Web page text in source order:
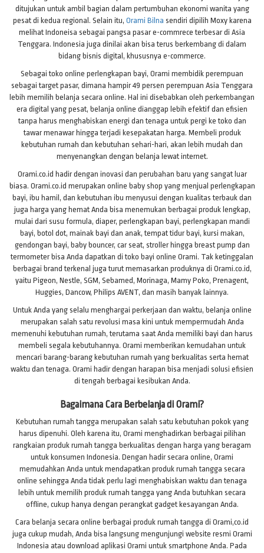
ditujukan untuk ambil bagian dalam pertumbuhan ekonomi wanita yang
pesat di kedua regional. Selain itu, Orami Bilna sendiri dipilih Moxy karena
melihat Indoneisa sebagai pangsa pasar e-commrece terbesar di Asia
Tenggara. Indonesia juga dinilai akan bisa terus berkembang di dalam
bidang bisnis digital, khususnya e-commerce.
Sebagai toko online perlengkapan bayi, Orami membidik perempuan
sebagai target pasar, dimana hampir 49 persen perempuan Asia Tenggara
lebih memilih belanja secara online. Hal ini disebabkan oleh perkembangan
era digital yang pesat, belanja online dianggap lebih efektif dan efisien
tanpa harus menghabiskan energi dan tenaga untuk pergi ke toko dan
tawar menawar hingga terjadi kesepakatan harga. Membeli produk
kebutuhan rumah dan kebutuhan sehari-hari, akan lebih mudah dan
menyenangkan dengan belanja lewat internet.
Orami.co.id hadir dengan inovasi dan perubahan baru yang sangat luar
biasa. Orami.co.id merupakan online baby shop yang menjual perlengkapan
bayi, ibu hamil, dan kebutuhan ibu menyusui dengan kualitas terbauk dan
juga harga yang hemat Anda bisa menemukan berbagai produk lengkap,
mulai dari susu formula, diaper, perlengkapan bayi, perlengkapan mandi
bayi, botol dot, mainak bayi dan anak, tempat tidur bayi, kursi makan,
gendongan bayi, baby bouncer, car seat, stroller hingga breast pump dan
termometer bisa Anda dapatkan di toko bayi online Orami. Tak ketinggalan
berbagai brand terkenal juga turut memasarkan produknya di Orami.co.id,
yaitu Pigeon, Nestle, SGM, Sebamed, Morinaga, Mamy Poko, Prenagent,
Huggies, Dancow, Philips AVENT, dan masih banyak lainnya.
Untuk Anda yang selalu menghargai perkerjaan dan waktu, belanja online
merupakan salah satu revolusi masa kini untuk mempermudah Anda
memenuhi kebutuhan rumah, terutama saat Anda memiliki bayi dan harus
membeli segala kebutuhannya. Orami memberikan kemudahan untuk
mencari barang-barang kebutuhan rumah yang berkualitas serta hemat
waktu dan tenaga. Orami hadir dengan harapan bisa menjadi solusi efisien
di tengah berbagai kesibukan Anda.
Bagaimana Cara Berbelanja di Orami?
Kebutuhan rumah tangga merupakan salah satu kebutuhan pokok yang
harus dipenuhi. Oleh karena itu, Orami menghadirkan berbagai pilihan
rangkaian produk rumah tangga berkualitas dengan harga yang beragam
untuk konsumen Indonesia. Dengan hadir secara online, Orami
memudahkan Anda untuk mendapatkan produk rumah tangga secara
online sehingga Anda tidak perlu lagi menghabiskan waktu dan tenaga
lebih untuk memilih produk rumah tangga yang Anda butuhkan secara
offline, cukup hanya dengan perangkat gadget kesayangan Anda.
Cara belanja secara online berbagai produk rumah tangga di Orami,co.id
juga cukup mudah, Anda bisa langsung mengunjungi website resmi Orami
Indonesia atau download aplikasi Orami untuk smartphone Anda. Pada